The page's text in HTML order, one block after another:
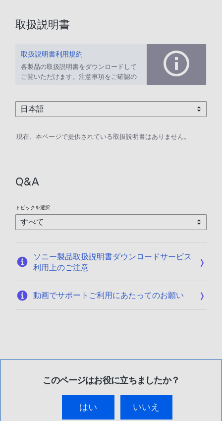
取扱説明書
取扱説明書利用規約
各製品の取扱説明書をダウンロードして
ご覧いただけます。注意事項をご確認の
現在、本ページで提供されている取扱説明書はありません。
Q&A
トピックを選択
ソニー製品取扱説明書ダウンロードサービス
利用上のご注意
動画でサポートご利用にあたってのお願い
このページはお役に立ちましたか？
はい いいえ